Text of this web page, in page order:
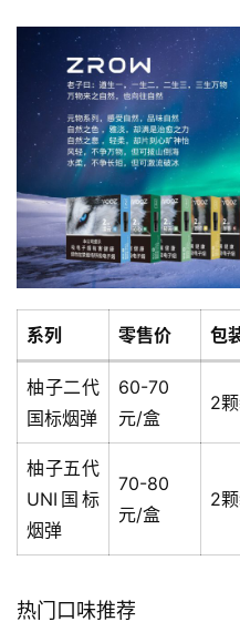
系列 零售价 包
柚子二代
国标烟弹
60-70
元/盒
2
柚子五代
UNI国标
烟弹
70-80
元/盒
2
热门口味推荐